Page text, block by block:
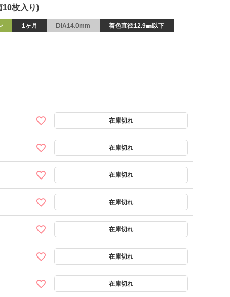
10枚入り)
1ヶ月 DIA14.0mm 着色直径12.9㎜以下